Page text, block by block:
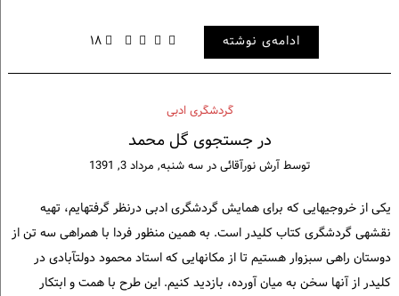
ادامه‌ی نوشته ۱۸
گردشگری ادبی
در جستجوی گل محمد
توسطآرش نورآقائیدرسه شنبه, مرداد 3, 1391
یکی از خروجی‎هایی که برای همایش گردشگری ادبی درنظر گرفته‎ایم، تهیه
نقشه‎ی گردشگری کتاب کلیدر است. به همین منظور فردا با همراهی سه تن از
دوستان راهی سبزوار هستیم تا از مکان‎هایی که استاد محمود دولت‎آبادی در
کلیدر از آن‎ها سخن به میان آورده، بازدید کنیم. این طرح با همت و ابتکار